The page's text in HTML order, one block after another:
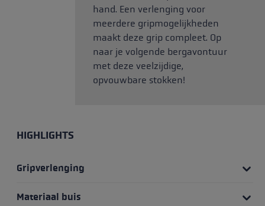
hand. Een verlenging voor
meerdere gripmogelijkheden
maakt deze grip compleet. Op
naar je volgende bergavontuur
met deze veelzijdige,
opvouwbare stokken!
HIGHLIGHTS
Gripverlenging
Materiaal buis